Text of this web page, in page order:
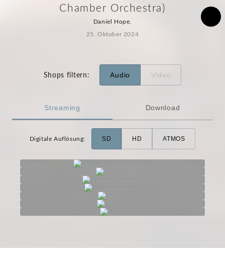
Chamber Orchestra)
Daniel Hope,
25. Oktober 2024
Shops filtern : Audio Video
Streaming Download
Digitale Auflösung: SD HD ATMOS